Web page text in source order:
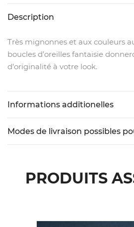
Description
Très mignonnes et aux couleurs
boucles d’oreilles fantaisie
d’originalité à votre look.
Informations additionelles
Modes de livraison possibles
PRODUITS